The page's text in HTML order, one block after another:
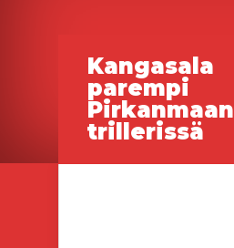
Kangasala
parempi
Pirkanmaan
trillerissä